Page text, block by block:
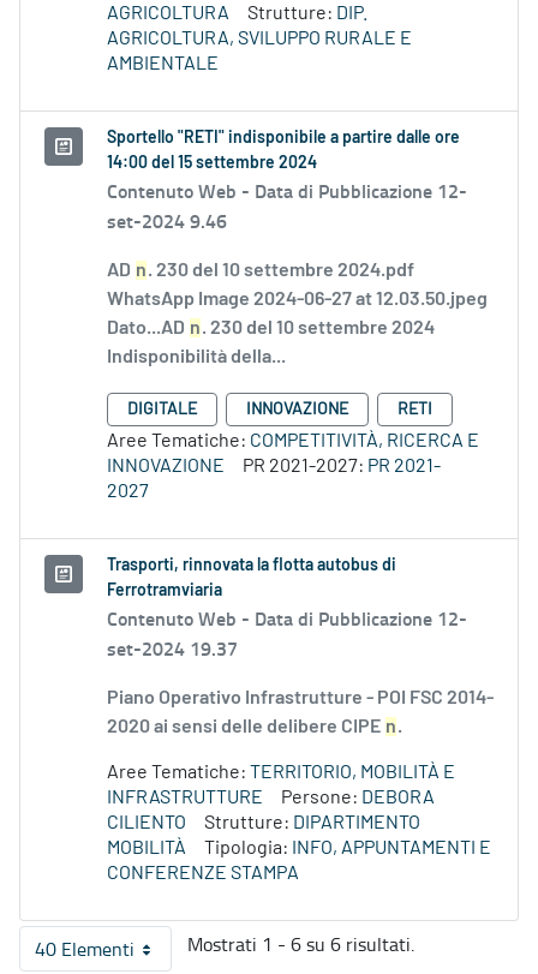
AGRICOLTURA
Strutture: DIP.
AGRICOLTURA, SVILUPPO RURALE E
AMBIENTALE
Sportello "RETI" indisponibile a partire dalle ore
14:00 del 15 settembre 2024
Contenuto Web - Data di Pubblicazione 12-
set-2024 9.46
AD n. 230 del 10 settembre 2024.pdf
WhatsApp Image 2024-06-27 at 12.03.50.jpeg
Dato...AD n. 230 del 10 settembre 2024
Indisponibilità della...
DIGITALE INNOVAZIONE RETI
Aree Tematiche: COMPETITIVITÀ, RICERCA E
INNOVAZIONE
PR 2021-2027: PR 2021-
2027
Trasporti, rinnovata la flotta autobus di
Ferrotramviaria
Contenuto Web - Data di Pubblicazione 12-
set-2024 19.37
Piano Operativo Infrastrutture - POI FSC 2014-
2020 ai sensi delle delibere CIPE n.
Aree Tematiche: TERRITORIO, MOBILITÀ E
INFRASTRUTTURE
Persone: DEBORA
CILIENTO
Strutture: DIPARTIMENTO
MOBILITÀ
Tipologia:
INFO, APPUNTAMENTI E
CONFERENZE STAMPA
40 ElementiPer pagina
Mostrati 1 - 6 su 6 risultati.